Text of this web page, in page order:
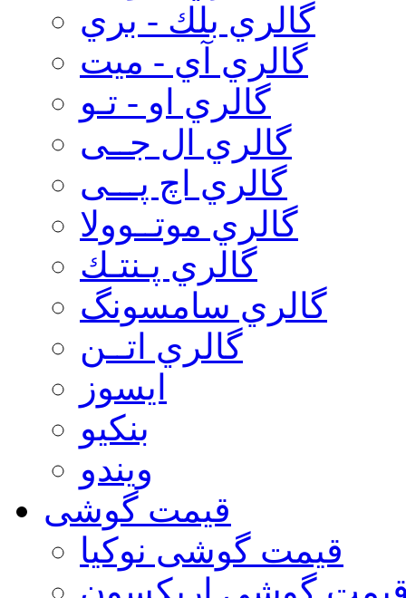
گالري بلك - بري
گالري آي - ميت
گالري او - تـو
گالري ال جــی
گالري اچ پـــی
گالري موتــوولا
گالري پـنتـك
گالري سامسونگ
گالري اتــن
ایسوز
بنکیو
ویندو
قیمت گوشی
قیمت گوشی نوكيا